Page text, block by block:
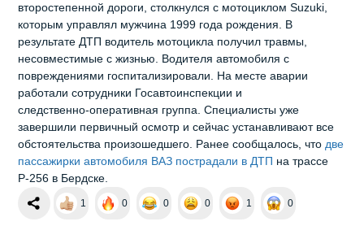
второстепенной дороги, столкнулся с мотоциклом Suzuki,
которым управлял мужчина 1999 года рождения. В
результате ДТП водитель мотоцикла получил травмы,
несовместимые с жизнью. Водителя автомобиля с
повреждениями госпитализировали. На месте аварии
работали сотрудники Госавтоинспекции и
следственно‑оперативная группа. Специалисты уже
завершили первичный осмотр и сейчас устанавливают все
обстоятельства произошедшего. Ранее сообщалось, чтодве
пассажирки автомобиля ВАЗ пострадали в ДТП на трассе
Р-256 в Бердске.
1 0 0 0 1 0